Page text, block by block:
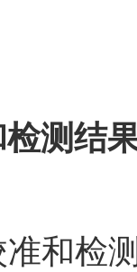
测结
和检